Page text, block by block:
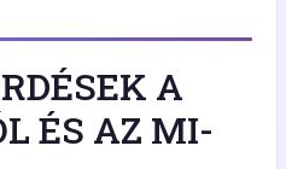
A
ÉS AZ MI-